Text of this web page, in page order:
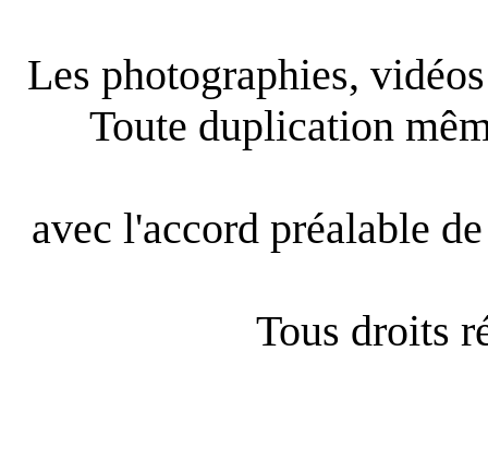
Les photographies,
Toute duplication
avec l'accord préalable
Tous droits